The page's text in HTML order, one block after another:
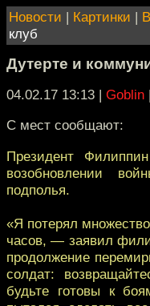
Новости | Картинки |
клуб
Дутерте и
04.02.17 13:13 | Goblin |
С мест сообщают:
Президент
возобновлении
подполья.
«Я потерял
часов, — заявил
продолжение
солдат:
будьте готовы к